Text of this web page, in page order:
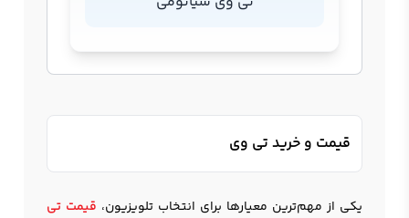
قیمت و خرید تی وی
یکی از مهم‌ترین معیارها برای انتخاب تلویزیون، قیمت تی